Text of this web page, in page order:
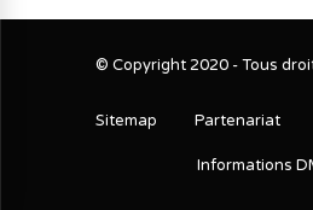
© Copyright 2020 - Tous
Sitemap Partenariat
Informations